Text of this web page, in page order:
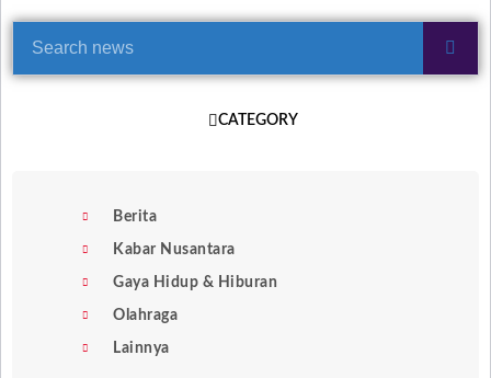
CATEGORY
Berita
Kabar Nusantara
Gaya Hidup & Hiburan
Olahraga
Lainnya